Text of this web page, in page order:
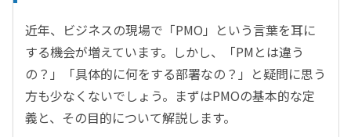
近年、ビジネスの現場で「PMO」という言葉を耳に
する機会が増えています。しかし、「PMとは違う
の？」「具体的に何をする部署なの？」と疑問に思う
方も少なくないでしょう。まずはPMOの基本的な定
義と、その目的について解説します。